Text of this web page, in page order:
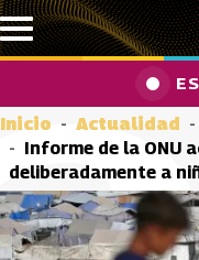
Pasar al contenido
Inicio Actualidad
Informe de la ONU
deliberadamente a